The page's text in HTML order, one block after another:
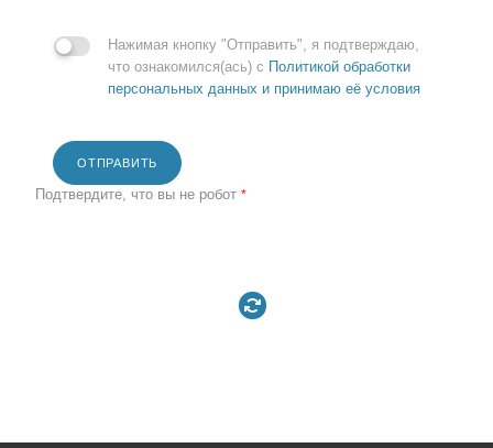
Нажимая кнопку "Отправить", я подтверждаю,
что ознакомился(ась) с Политикой обработки
персональных данных и принимаю её условия
ОТПРАВИТЬ
Подтвердите, что вы не робот *